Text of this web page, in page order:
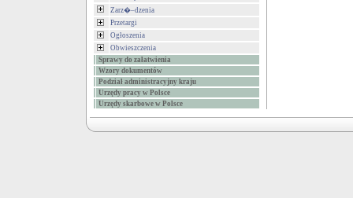
Zarz�–dzenia
Przetargi
Ogłoszenia
Obwieszczenia
Sprawy do załatwienia
Wzory dokumentów
Podział administracyjny kraju
Urzędy pracy w Polsce
Urzędy skarbowe w Polsce